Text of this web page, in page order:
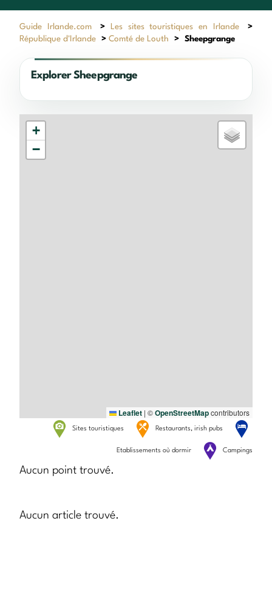
Guide Irlande.com > Les sites touristiques en Irlande
>
République d'Irlande
> Comté de Louth > Sheepgrange
Explorer Sheepgrange
+
−
Leaflet | ©OpenStreetMapcontributors
Sites touristiques Restaurants, irish pubs
Etablissements où dormir Campings
Aucun point trouvé.
Aucun article trouvé.